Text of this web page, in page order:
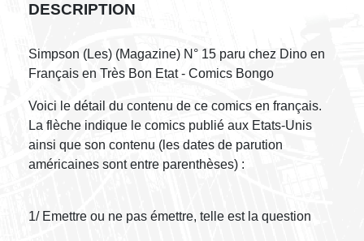
DESCRIPTION
Simpson (Les) (Magazine) N° 15 paru chez Dino en
Français en Très Bon Etat - Comics Bongo
Voici le détail du contenu de ce comics en français.
La flèche indique le comics publié aux Etats-Unis
ainsi que son contenu (les dates de parution
américaines sont entre parenthèses) :
1/ Emettre ou ne pas émettre, telle est la question